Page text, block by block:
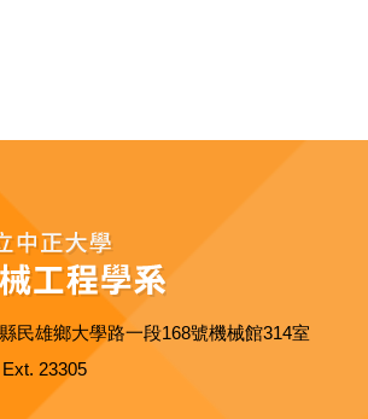
民雄鄉大學路一段168號機械館314室
23305